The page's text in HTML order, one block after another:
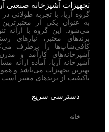
تجهیزات آشپزخانه صنعتی
گروه آریا، با تجربه طولانی
به عنوان یکی از معتبرترین
می‌شود. این گروه با ارائه
برندهای معتبر، نیازهای
کافی‌شاپ‌ها را برطرف
آشپزخانه‌های کارآمد و
آشپزخانه آریا، آماده ارائه
بهترین تجهیزات می‌باشد و
باکیفیت از برندهای معتبر است.
دسترسی سریع
خانه